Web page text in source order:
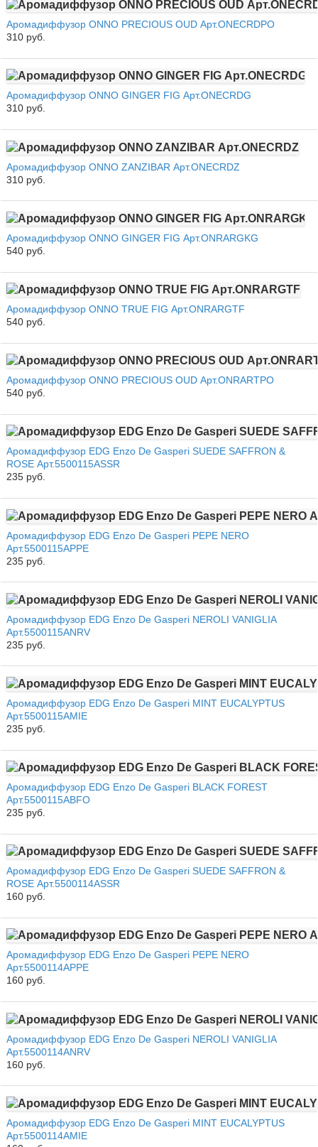
Аромадиффузор ONNO PRECIOUS OUD Арт.ONECRDPO
310 руб.
Аромадиффузор ONNO GINGER FIG Арт.ONECRDG
310 руб.
Аромадиффузор ONNO ZANZIBAR Арт.ONECRDZ
310 руб.
Аромадиффузор ONNO GINGER FIG Арт.ONRARGKG
540 руб.
Аромадиффузор ONNO TRUE FIG Арт.ONRARGTF
540 руб.
Аромадиффузор ONNO PRECIOUS OUD Арт.ONRARTPO
540 руб.
Аромадиффузор EDG Enzo De Gasperi SUEDE SAFFRON &
ROSE Арт.5500115ASSR
235 руб.
Аромадиффузор EDG Enzo De Gasperi PEPE NERO
Арт.5500115APPE
235 руб.
Аромадиффузор EDG Enzo De Gasperi NEROLI VANIGLIA
Арт.5500115ANRV
235 руб.
Аромадиффузор EDG Enzo De Gasperi MINT EUCALYPTUS
Арт.5500115AMIE
235 руб.
Аромадиффузор EDG Enzo De Gasperi BLACK FOREST
Арт.5500115ABFO
235 руб.
Аромадиффузор EDG Enzo De Gasperi SUEDE SAFFRON &
ROSE Арт.5500114ASSR
160 руб.
Аромадиффузор EDG Enzo De Gasperi PEPE NERO
Арт.5500114APPE
160 руб.
Аромадиффузор EDG Enzo De Gasperi NEROLI VANIGLIA
Арт.5500114ANRV
160 руб.
Аромадиффузор EDG Enzo De Gasperi MINT EUCALYPTUS
Арт.5500114AMIE